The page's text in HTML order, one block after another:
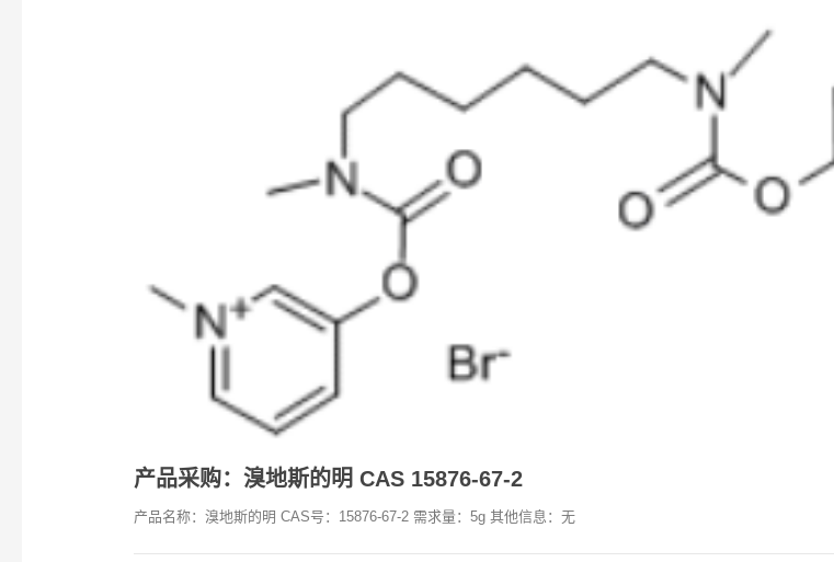
产品采购：溴地斯的明 CAS 15876-67-2
产品名称：溴地斯的明 CAS号：15876-67-2 需求量：5g 其他信息：无